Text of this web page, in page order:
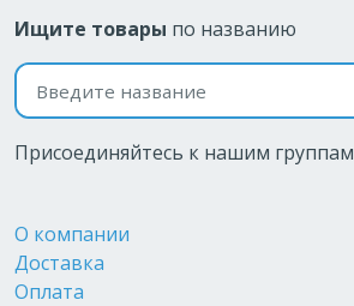
Ищите товары по названию
Поиск по названию
Присоединяйтесь к нашим группам
О компании
Доставка
Оплата